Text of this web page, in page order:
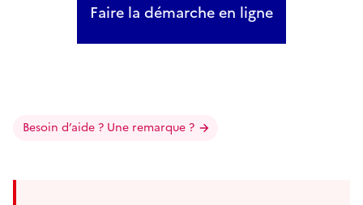
Faire la démarche en ligne
Besoin d’aide ? Une remarque ?